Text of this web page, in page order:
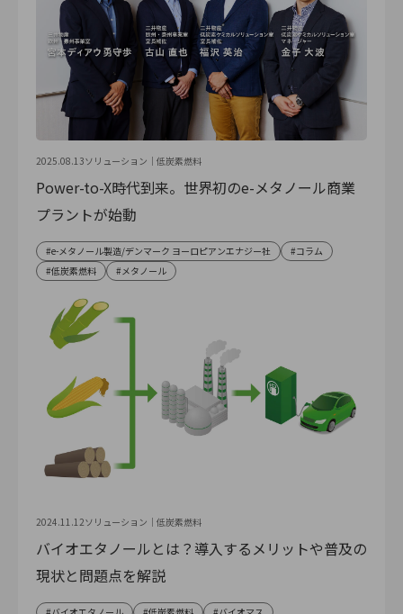
2025.08.13ソリューション｜ 低炭素燃料
Power-to-X時代到来。世界初のe-メタノール商業
プラントが始動
e-メタノール製造/デンマーク ヨーロピアンエナジー社
コラム
低炭素燃料
メタノール
2024.11.12ソリューション｜ 低炭素燃料
バイオエタノールとは？導入するメリットや普及の
現状と問題点を解説